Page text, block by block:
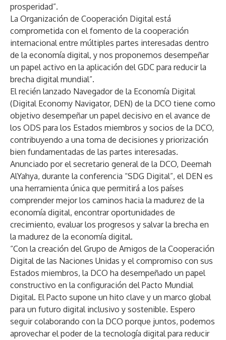
prosperidad”.
La Organización de Cooperación Digital está
comprometida con el fomento de la cooperación
internacional entre múltiples partes interesadas dentro
de la economía digital, y nos proponemos desempeñar
un papel activo en la aplicación del GDC para reducir la
brecha digital mundial”.
El recién lanzado Navegador de la Economía Digital
(Digital Economy Navigator, DEN) de la DCO tiene como
objetivo desempeñar un papel decisivo en el avance de
los ODS para los Estados miembros y socios de la DCO,
contribuyendo a una toma de decisiones y priorización
bien fundamentadas de las partes interesadas.
Anunciado por el secretario general de la DCO, Deemah
AlYahya, durante la conferencia “SDG Digital”, el DEN es
una herramienta única que permitirá a los países
comprender mejor los caminos hacia la madurez de la
economía digital, encontrar oportunidades de
crecimiento, evaluar los progresos y salvar la brecha en
la madurez de la economía digital.
“Con la creación del Grupo de Amigos de la Cooperación
Digital de las Naciones Unidas y el compromiso con sus
Estados miembros, la DCO ha desempeñado un papel
constructivo en la configuración del Pacto Mundial
Digital. El Pacto supone un hito clave y un marco global
para un futuro digital inclusivo y sostenible. Espero
seguir colaborando con la DCO porque juntos, podemos
aprovechar el poder de la tecnología digital para reducir